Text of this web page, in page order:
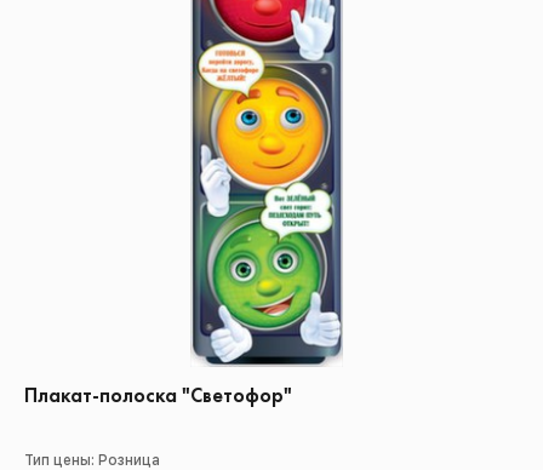
Плакат-полоска "Светофор"
Тип цены: Розница